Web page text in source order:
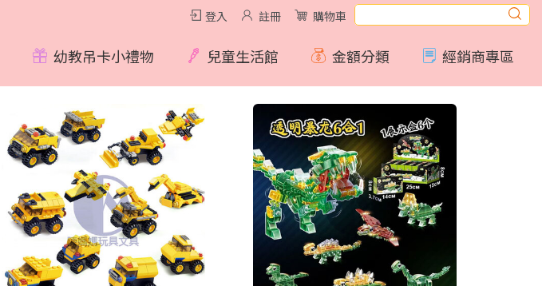
登入 註冊 購物車
幼教吊卡小禮物 兒童生活館 金額分類 經銷商專區